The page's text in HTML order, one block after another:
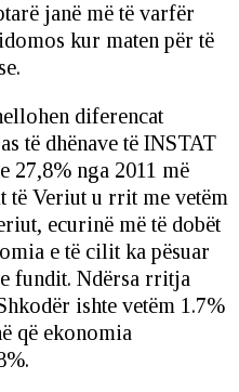
janë më të varfër
kur maten për të
diferencat
të dhënave të INSTAT
27,8% nga 2011 më
të Veriut u rrit me vetëm
ecurinë më të dobët
e të cilit ka pësuar
fundit. Ndërsa rritja
ishte vetëm 1.7%
që ekonomia